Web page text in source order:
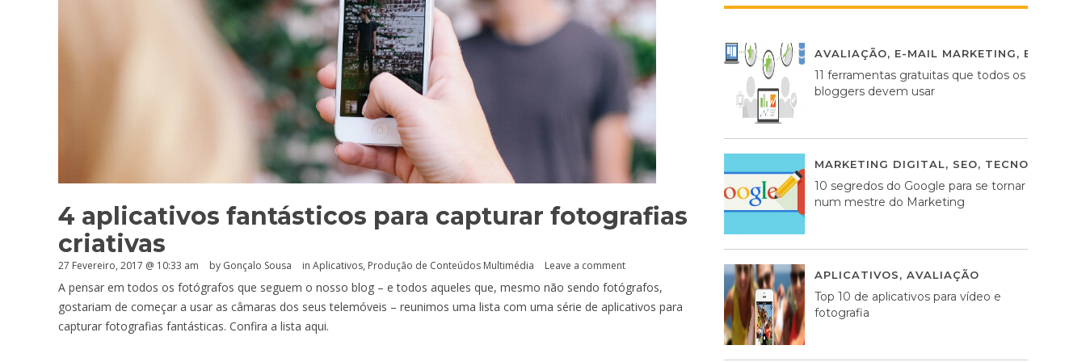
4 aplicativos fantásticos para capturar fotografias
criativas
27 Fevereiro, 2017 @ 10:33 am by Gonçalo Sousa in Aplicativos, Produção de Conteúdos Multimédia Leave a comment
A pensar em todos os fotógrafos que seguem o nosso blog – e todos aqueles que, mesmo não sendo fotógrafos,
gostariam de começar a usar as câmaras dos seus telemóveis – reunimos uma lista com uma série de aplicativos para
capturar fotografias fantásticas. Confira a lista aqui.
AVALIAÇÃO, E-MAIL MARKETING,
11 ferramentas gratuitas que todos os
bloggers devem usar
MARKETING DIGITAL, SEO, TECNOLOGIA
10 segredos do Google para se tornar
num mestre do Marketing
APLICATIVOS, AVALIAÇÃO
Top 10 de aplicativos para vídeo e
fotografia